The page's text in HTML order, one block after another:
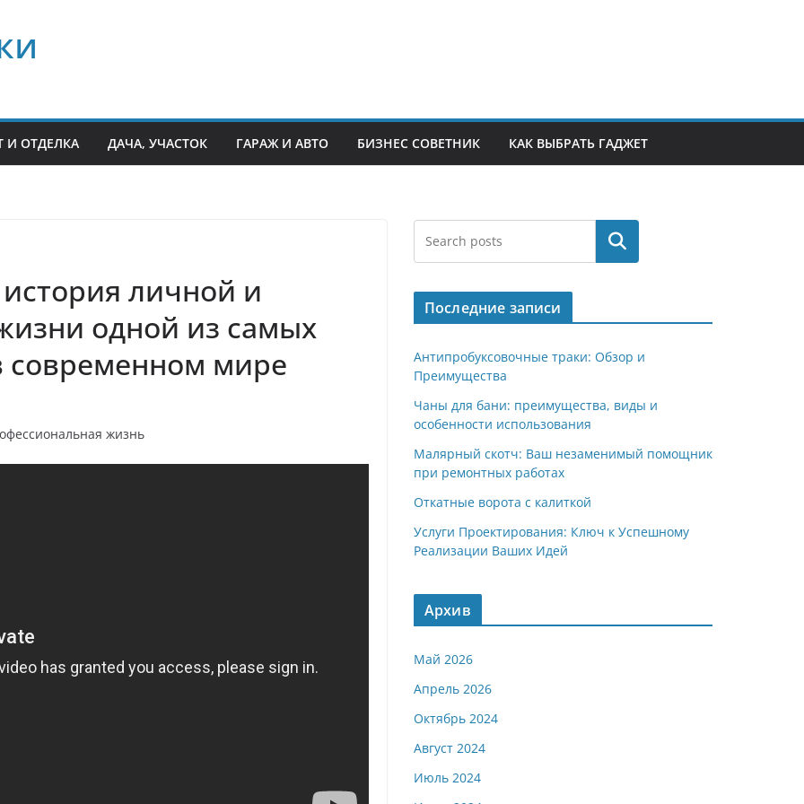
И ОТДЕЛКА ДАЧА, УЧАСТОК ГАРАЖ И АВТО БИЗНЕС СОВЕТНИК КАК ВЫБРАТЬ ГАДЖЕТ
личной и
одной из самых
мире
Поиск
Последние записи
Антипробуксовочные траки: Обзор и
Преимущества
Чаны для бани: преимущества, виды и
особенности использования
Малярный скотч: Ваш незаменимый помощник
при ремонтных работах
Откатные ворота с калиткой
Услуги Проектирования: Ключ к Успешному
Реализации Ваших Идей
Архив
Май 2026
Апрель 2026
Октябрь 2024
Август 2024
Июль 2024